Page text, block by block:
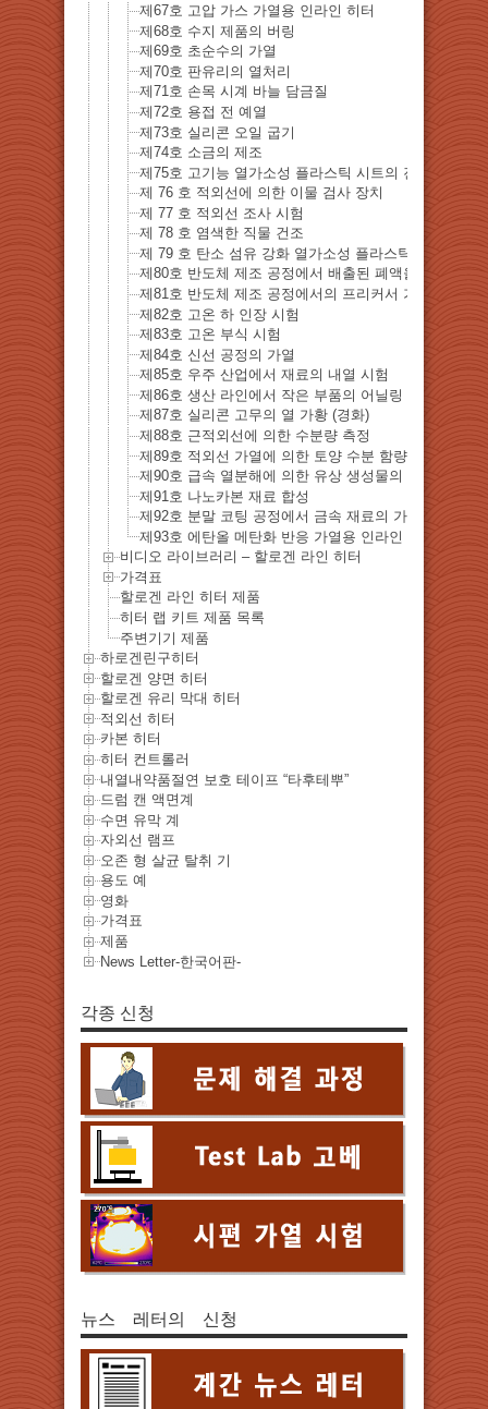
제67호 고압 가스 가열용 인라인 히터
제68호 수지 제품의 버링
제69호 초순수의 가열
제70호 판유리의 열처리
제71호 손목 시계 바늘 담금질
제72호 용접 전 예열
제73호 실리콘 오일 굽기
제74호 소금의 제조
제75호 고기능 열가소성 플라스틱 시트의 진공 성형
제 76 호 적외선에 의한 이물 검사 장치
제 77 호 적외선 조사 시험
제 78 호 염색한 직물 건조
제 79 호 탄소 섬유 강화 열가소성 플라스틱 (CFRTP)
제80호 반도체 제조 공정에서 배출된 폐액을 재자원화
제81호 반도체 제조 공정에서의 프리커서 가스의 가열
제82호 고온 하 인장 시험
제83호 고온 부식 시험
제84호 신선 공정의 가열
제85호 우주 산업에서 재료의 내열 시험
제86호 생산 라인에서 작은 부품의 어닐링
제87호 실리콘 고무의 열 가황 (경화)
제88호 근적외선에 의한 수분량 측정
제89호 적외선 가열에 ​​의한 토양 수분 함량 측정
제90호 급속 열분해에 의한 유상 생성물의 생성
제91호 나노카본 재료 합성
제92호 분말 코팅 공정에서 금속 재료의 가열
제93호 에탄올 메탄화 반응 가열용 인라인 히터
비디오 라이브러리 – 할로겐 라인 히터
가격표
할로겐 라인 히터 제품
히터 랩 키트 제품 목록
주변기기 제품
하로겐린구히터
할로겐 양면 히터
할로겐 유리 막대 히터
적외선 히터
카본 히터
히터 컨트롤러
내열내약품절연 보호 테이프 “타후테뿌”
드럼 캔 액면계
수면 유막 계
자외선 램프
오존 형 살균 탈취 기
용도 예
영화
가격표
제품
News Letter-한국어판-
각종 신청
뉴스 레터의 신청